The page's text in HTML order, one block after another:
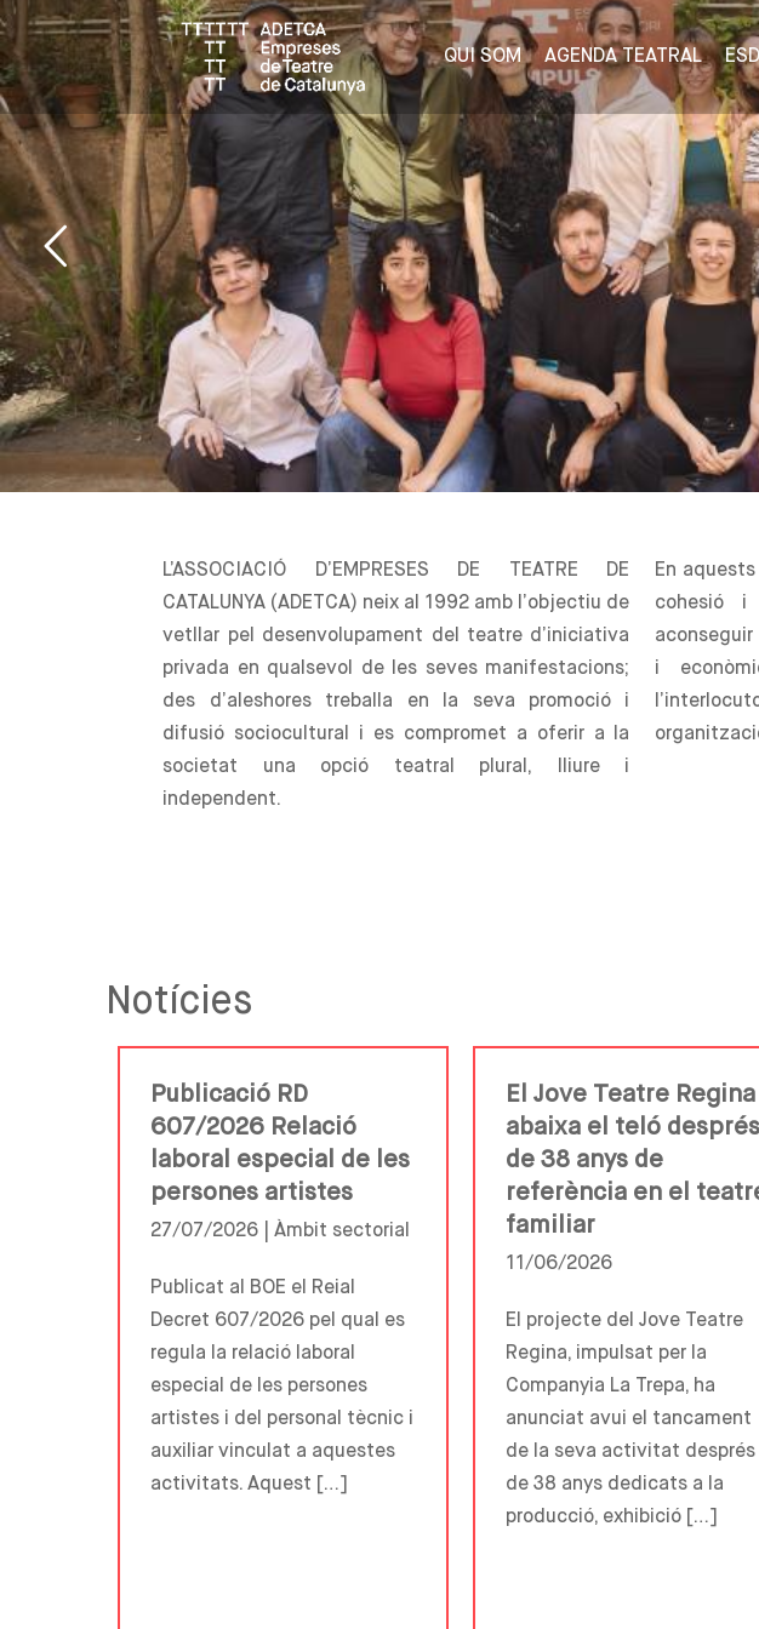
QUI SOM AGENDA TEATRAL
L’ASSOCIACIÓ D’EMPRESES DE TEATRE DE
CATALUNYA (ADETCA) neix al 1992 amb l’objectiu de
vetllar pel desenvolupament del teatre d’iniciativa
privada en qualsevol de les seves manifestacions;
des d’aleshores treballa en la seva promoció i
difusió sociocultural i es compromet a oferir a la
societat una opció teatral plural, lliure i
independent.
En
cohesió
i
Notícies
Publicació RD
607/2026 Relació
laboral especial de les
persones artistes
27/07/2026 | Àmbit sectorial
Publicat al BOE el Reial
Decret 607/2026 pel qual es
regula la relació laboral
especial de les persones
artistes i del personal tècnic i
auxiliar vinculat a aquestes
activitats. Aquest […]
El Jove Teatre Regina
abaixa el teló després
de 38 anys de
referència en el
familiar
11/06/2026
El projecte del Jove Teatre
Regina, impulsat per la
Companyia La Trepa, ha
anunciat avui el tancament
de la seva activitat després
de 38 anys dedicats a la
producció, exhibició […]